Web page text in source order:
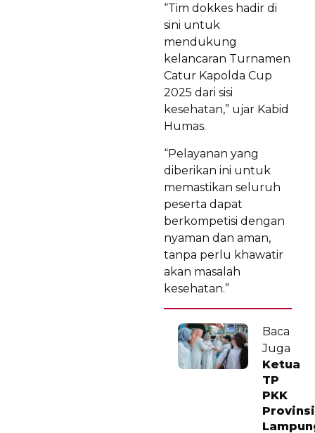
“Tim dokkes hadir di
sini untuk
mendukung
kelancaran Turnamen
Catur Kapolda Cup
2025 dari sisi
kesehatan,” ujar Kabid
Humas.
“Pelayanan yang
diberikan ini untuk
memastikan seluruh
peserta dapat
berkompetisi dengan
nyaman dan aman,
tanpa perlu khawatir
akan masalah
kesehatan.”
Baca
Juga
Ketua
TP
PKK
Provinsi